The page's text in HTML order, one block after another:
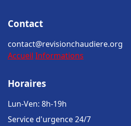
Contact
contact@revisionchaudiere.org
Accueil Informations
Horaires
Lun-Ven: 8h-19h
Service d'urgence 24/7